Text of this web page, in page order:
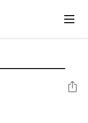
分享